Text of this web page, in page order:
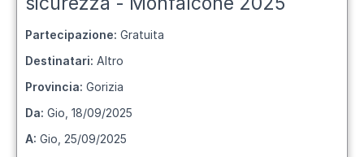
Partecipazione: Gratuita
Destinatari: Altro
Provincia: Gorizia
Da: Gio, 18/09/2025
A: Gio, 25/09/2025